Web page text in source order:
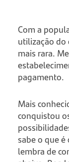
Com a
utilização do
mais rara.
pagamento.
Mais
conquistou
sabe o que
lembra de